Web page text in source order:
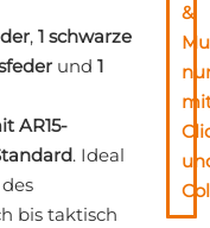
, 1 schwarze
und 1
AR15-
. Ideal
bis taktisch
&